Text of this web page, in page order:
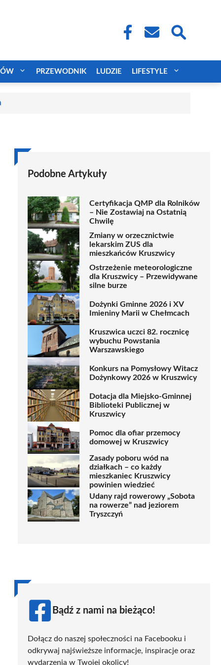
PRZEWODNIK LUDZIE LIFESTYLE
Podobne Artykuły
Certyfikacja QMP dla Rolników
– Nie Zostawiaj na Ostatnią
Chwilę
Zmiany w orzecznictwie
lekarskim ZUS dla
mieszkańców Kruszwicy
Ostrzeżenie meteorologiczne
dla Kruszwicy – Przewidywane
silne burze
Dożynki Gminne 2026 i XV
Imieniny Marii w Chełmcach
Kruszwica uczci 82. rocznicę
wybuchu Powstania
Warszawskiego
Konkurs na Pomysłowy Witacz
Dożynkowy 2026 w Kruszwicy
Dotacja dla Miejsko-Gminnej
Biblioteki Publicznej w
Kruszwicy
Pomoc dla ofiar przemocy
domowej w Kruszwicy
Zasady poboru wód na
działkach – co każdy
mieszkaniec Kruszwicy
powinien wiedzieć
Udany rajd rowerowy „Sobota
na rowerze” nad jeziorem
Tryszczyń
Bądź z nami na bieżąco!
Dołącz do naszej społeczności na Facebooku i
odkrywaj najświeższe informacje, inspiracje oraz
wydarzenia w Twojej okolicy!